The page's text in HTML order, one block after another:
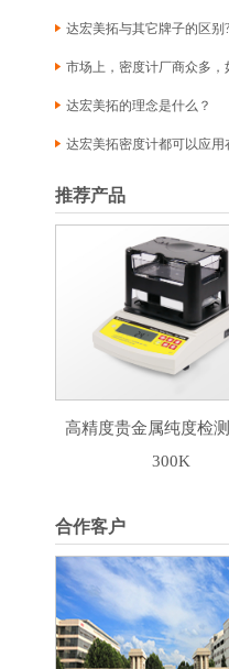
达宏美拓与其它牌子的区别?
市场上，密度计厂商众多
达宏美拓的理念是什么？
达宏美拓密度计都可以应用
推荐产品
高精度贵金属纯度检
300K
合作客户